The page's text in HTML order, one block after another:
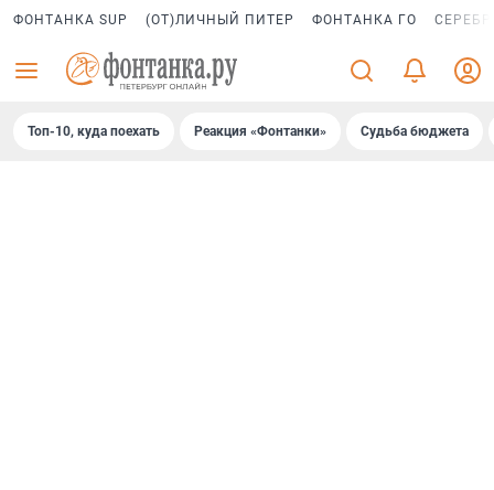
ФОНТАНКА SUP (ОТ)ЛИЧНЫЙ ПИТЕР ФОНТАНКА ГО
Топ-10, куда поехать Реакция «Фонтанки» Судьба бюджета